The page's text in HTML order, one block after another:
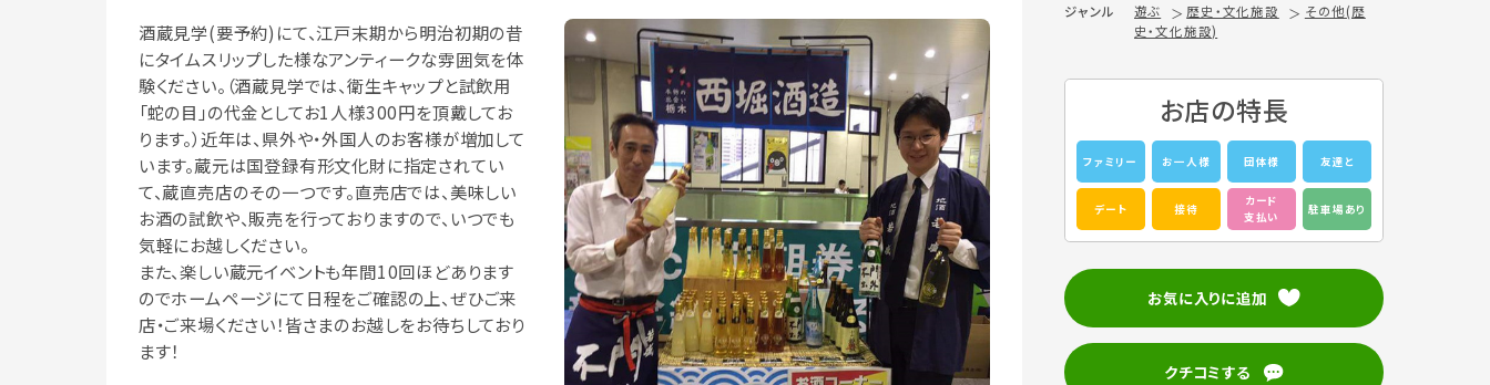
酒蔵見学(要予約)にて、江戸末期から明治初期の昔
にタイムスリップした様なアンティークな雰囲気を体
験ください。（酒蔵見学では、衛生キャップと試飲用
「蛇の目」の代金としてお1人様300円を頂戴してお
ります。）近年は、県外や・外国人のお客様が増加して
います。蔵元は国登録有形文化財に指定されてい
て、蔵直売店のその一つです。直売店では、美味しい
お酒の試飲や、販売を行っておりますので、いつでも
気軽にお越しください。
また、楽しい蔵元イベントも年間10回ほどあります
のでホームページにて日程をご確認の上、ぜひご来
店・ご来場ください！皆さまのお越しをお待ちしており
ます！
ジャンル 遊ぶ 歴史・文化施設
その他(歴
史・文化施設)
お店の特長
ファミリー お一人様 団体様 友達と
デート 接待
カード
支払い
駐車場あり
お気に入りに追加
クチコミする